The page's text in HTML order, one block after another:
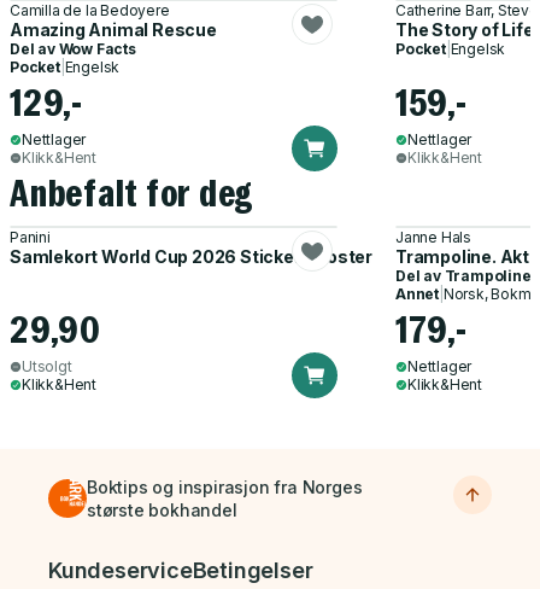
Camilla de la Bedoyere
Amazing Animal Rescue
Del av Wow Facts
Pocket| Engelsk
129,-
Nettlager
Klikk&Hent
Catherine Barr,
The Story of Life
Pocket| Engelsk
159,-
Nettlager
Klikk&Hent
Anbefalt for deg
Panini
Samlekort World Cup 2026 Sticker Booster
29,90
Utsolgt
Klikk&Hent
Janne Hals
Trampoline.
Del av Trampoline
Annet| Norsk,
179,-
Nettlager
Klikk&Hent
Boktips og inspirasjon fra Norges
største bokhandel
Bunnmeny
KundeserviceBetingelser